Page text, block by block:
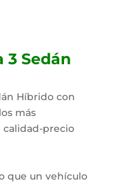
3 Sedán
Híbrido con
más
calidad-precio
que un vehículo